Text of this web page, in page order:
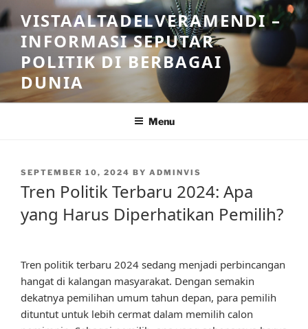
Skip
to
content
VISTAALTADELVERAMENDI –
INFORMASI SEPUTAR
POLITIK DI BERBAGAI
DUNIA
Menu
POSTED
SEPTEMBER 10, 2024 BY ADMINVIS
Tren Politik Terbaru 2024: Apa
yang Harus Diperhatikan Pemilih?
Tren politik terbaru 2024 sedang menjadi perbincangan
hangat di kalangan masyarakat. Dengan semakin
dekatnya pemilihan umum tahun depan, para pemilih
dituntut untuk lebih cermat dalam memilih calon